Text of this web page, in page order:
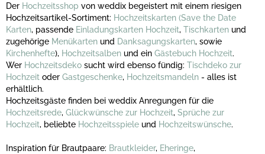
Der Hochzeitsshop von weddix begeistert mit einem riesigen
Hochzeitsartikel-Sortiment: Hochzeitskarten (Save the Date
Karten, passende Einladungskarten Hochzeit, Tischkarten und
zugehörige Menükarten und Danksagungskarten, sowie
Kirchenhefte), Hochzeitsalben und ein Gästebuch Hochzeit.
Wer Hochzeitsdeko sucht wird ebenso fündig: Tischdeko zur
Hochzeit oder Gastgeschenke, Hochzeitsmandeln - alles ist
erhältlich.
Hochzeitsgäste finden bei weddix Anregungen für die
Hochzeitsrede, Glückwünsche zur Hochzeit, Sprüche zur
Hochzeit, beliebte Hochzeitsspiele und Hochzeitswünsche.
Inspiration für Brautpaare: Brautkleider, Eheringe,